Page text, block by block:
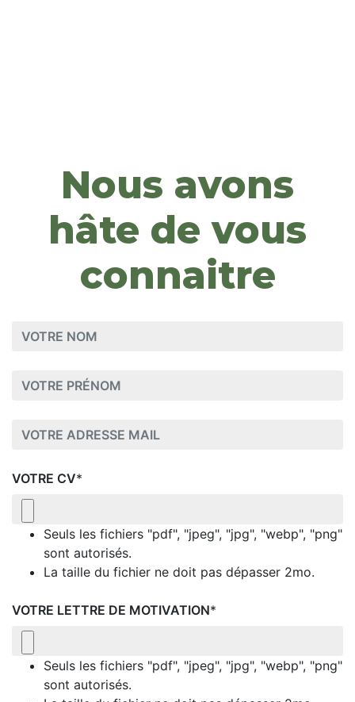
Nous avons
hâte de vous
connaitre
VOTRE CV*
Seuls les fichiers "pdf", "jpeg", "jpg", "webp", "png"
sont autorisés.
La taille du fichier ne doit pas dépasser 2mo.
VOTRE LETTRE DE MOTIVATION*
Seuls les fichiers "pdf", "jpeg", "jpg", "webp", "png"
sont autorisés.